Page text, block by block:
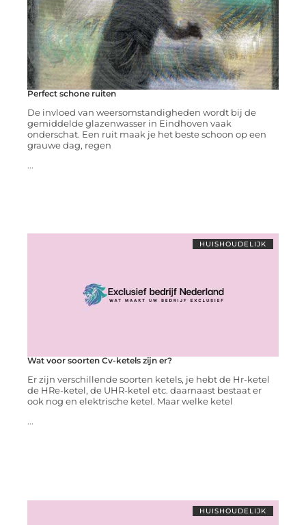
Perfect schone ruiten
De invloed van weersomstandigheden wordt bij de
gemiddelde glazenwasser in Eindhoven vaak
onderschat. Een ruit maak je het beste schoon op een
grauwe dag, regen
...
HUISHOUDELIJK
Wat voor soorten Cv-ketels zijn er?
Er zijn verschillende soorten ketels, je hebt de Hr-ketel
de HRe-ketel, de UHR-ketel etc. daarnaast bestaat er
ook nog en elektrische ketel. Maar welke ketel
...
HUISHOUDELIJK